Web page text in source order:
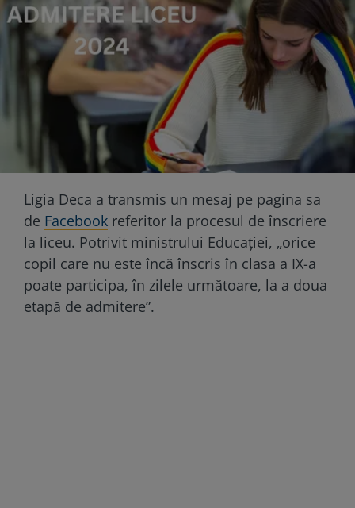
Ligia Deca a transmis un mesaj pe pagina sa
de Facebook referitor la procesul de înscriere
la liceu. Potrivit ministrului Educației, „orice
copil care nu este încă înscris în clasa a IX-a
poate participa, în zilele următoare, la a doua
etapă de admitere”.